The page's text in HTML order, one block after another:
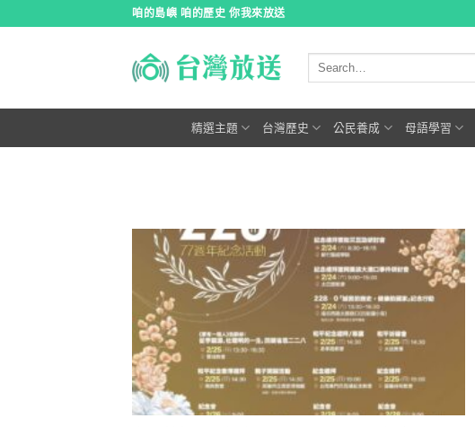
咱的島嶼 咱的歷史 你我來放送
精選主題 台灣歷史 公民養成 母語學習